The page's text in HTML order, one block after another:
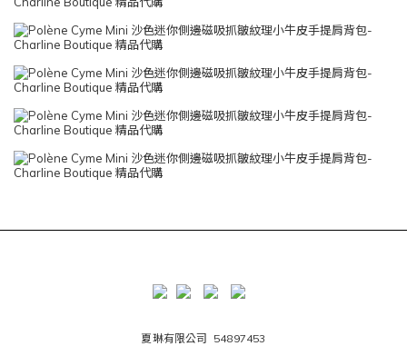
夏琳有限公司 54897453